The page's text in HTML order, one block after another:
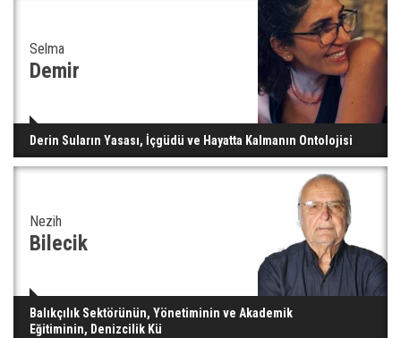
Selma
Demir
Derin Suların Yasası, İçgüdü ve Hayatta Kalmanın Ontolojisi
Nezih
Bilecik
Balıkçılık Sektörünün, Yönetiminin ve Akademik
Eğitiminin, Denizcilik Kü